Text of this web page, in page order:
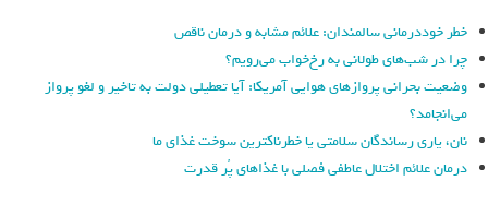
خطر خوددرمانی سالمندان: علائم مشابه و درمان ناقص
چرا در شب‌های طولانی به رخ‌خواب می‌رویم؟
وضعیت بحرانی پروازهای هوایی آمریکا: آیا تعطیلی دولت به تاخیر و لغو پرواز
می‌انجامد؟
نان، یاری رساندگان سلامتی یا خطرناکترین سوخت غذای ما
درمان علائم اختلال عاطفی فصلی با غذاهای پُر قدرت